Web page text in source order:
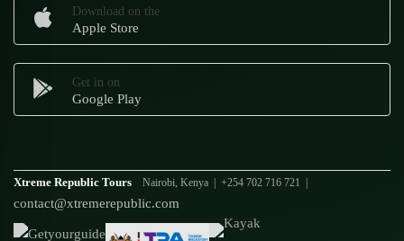
Download on the
Apple Store
Get in on
Google Play
Xtreme Republic Tours Nairobi, Kenya | +254 702 716 721 |
contact@xtremerepublic.com